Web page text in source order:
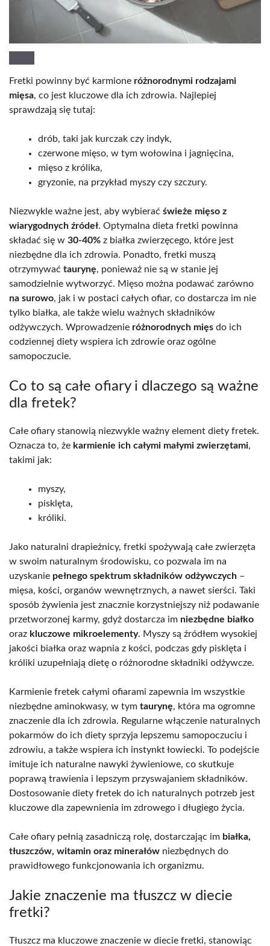
Fretki powinny być karmione różnorodnymi rodzajami
mięsa, co jest kluczowe dla ich zdrowia. Najlepiej
sprawdzają się tutaj:
drób, taki jak kurczak czy indyk,
czerwone mięso, w tym wołowina i jagnięcina,
mięso z królika,
gryzonie, na przykład myszy czy szczury.
Niezwykle ważne jest, aby wybierać świeże mięso z
wiarygodnych źródeł. Optymalna dieta fretki powinna
składać się w 30-40% z białka zwierzęcego, które jest
niezbędne dla ich zdrowia. Ponadto, fretki muszą
otrzymywać taurynę, ponieważ nie są w stanie jej
samodzielnie wytworzyć. Mięso można podawać zarówno
na surowo, jak i w postaci całych ofiar, co dostarcza im nie
tylko białka, ale także wielu ważnych składników
odżywczych. Wprowadzenie różnorodnych mięs do ich
codziennej diety wspiera ich zdrowie oraz ogólne
samopoczucie.
Co to są całe ofiary i dlaczego są ważne
dla fretek?
Całe ofiary stanowią niezwykle ważny element diety fretek.
Oznacza to, że karmienie ich całymi małymi zwierzętami,
takimi jak:
myszy,
pisklęta,
króliki.
Jako naturalni drapieżnicy, fretki spożywają całe zwierzęta
w swoim naturalnym środowisku, co pozwala im na
uzyskanie pełnego spektrum składników odżywczych –
mięsa, kości, organów wewnętrznych, a nawet sierści. Taki
sposób żywienia jest znacznie korzystniejszy niż podawanie
przetworzonej karmy, gdyż dostarcza im niezbędne białko
oraz kluczowe mikroelementy. Myszy są źródłem wysokiej
jakości białka oraz wapnia z kości, podczas gdy pisklęta i
króliki uzupełniają dietę o różnorodne składniki odżywcze.
Karmienie fretek całymi ofiarami zapewnia im wszystkie
niezbędne aminokwasy, w tym taurynę, która ma ogromne
znaczenie dla ich zdrowia. Regularne włączenie naturalnych
pokarmów do ich diety sprzyja lepszemu samopoczuciu i
zdrowiu, a także wspiera ich instynkt łowiecki. To podejście
imituje ich naturalne nawyki żywieniowe, co skutkuje
poprawą trawienia i lepszym przyswajaniem składników.
Dostosowanie diety fretek do ich naturalnych potrzeb jest
kluczowe dla zapewnienia im zdrowego i długiego życia.
Całe ofiary pełnią zasadniczą rolę, dostarczając im białka,
tłuszczów, witamin oraz minerałów niezbędnych do
prawidłowego funkcjonowania ich organizmu.
Jakie znaczenie ma tłuszcz w diecie
fretki?
Tłuszcz ma kluczowe znaczenie w diecie fretki, stanowiąc